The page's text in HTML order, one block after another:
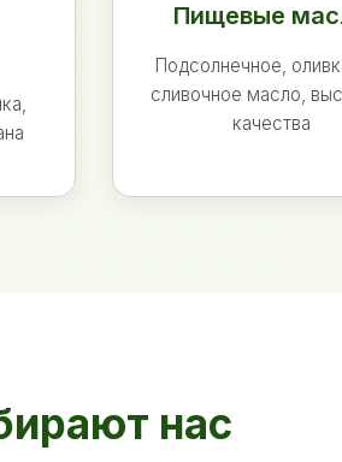
Пищевые
Подсолнечное,
сливочное масло,
качества
нас